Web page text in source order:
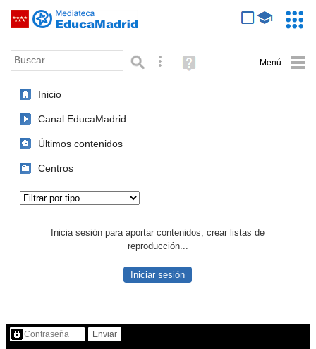
Saltar navegación
Palabra o frase: Búsqueda avanzada
Ayuda
(en
Inicio
Canal EducaMadrid
Últimos contenidos
Centros
Inicia sesión para aportar contenidos, crear listas de
reproducción...
Iniciar sesión
Contenido protegido…